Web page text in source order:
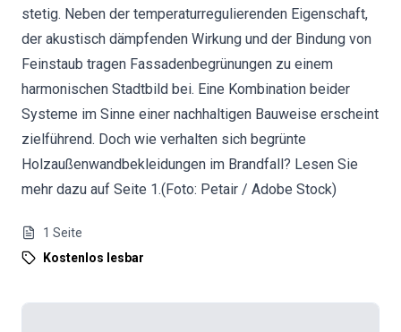
stetig. Neben der temperaturregulierenden Eigenschaft,
der akustisch dämpfenden Wirkung und der Bindung von
Feinstaub tragen Fassadenbegrünungen zu einem
harmonischen Stadtbild bei. Eine Kombination beider
Systeme im Sinne einer nachhaltigen Bauweise erscheint
zielführend. Doch wie verhalten sich begrünte
Holzaußenwandbekleidungen im Brandfall? Lesen Sie
mehr dazu auf Seite 1.(Foto: Petair / Adobe Stock)
1 Seite
Kostenlos lesbar